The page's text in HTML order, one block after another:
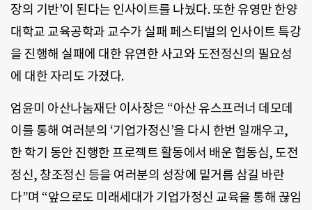
장의 기반’이 된다는 인사이트를 나눴다. 또한 유영만 한양
대학교 교육공학과 교수가 실패 페스티벌의 인사이트 특강
을 진행해 실패에 대한 유연한 사고와 도전정신의 필요성
에 대한 자리도 가졌다.
엄윤미 아산나눔재단 이사장은 “아산 유스프러너 데모데
이를 통해 여러분의 ‘기업가정신’을 다시 한번 일깨우고,
한 학기 동안 진행한 프로젝트 활동에서 배운 협동심, 도전
정신, 창조정신 등을 여러분의 성장에 밑거름 삼길 바란
다”며 “앞으로도 미래세대가 기업가정신 교육을 통해 끊임